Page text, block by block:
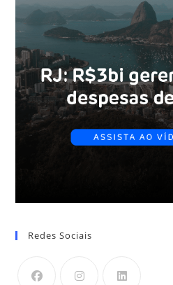
Redes Sociais